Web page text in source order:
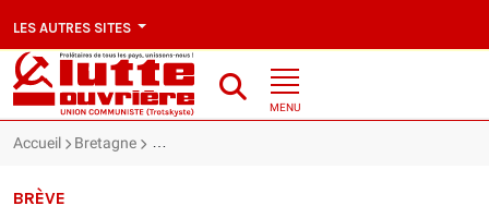
LES AUTRES SITES
MENU
Accueil Bretagne RENNES (35) : Grosse manifestation des
BRÈVE